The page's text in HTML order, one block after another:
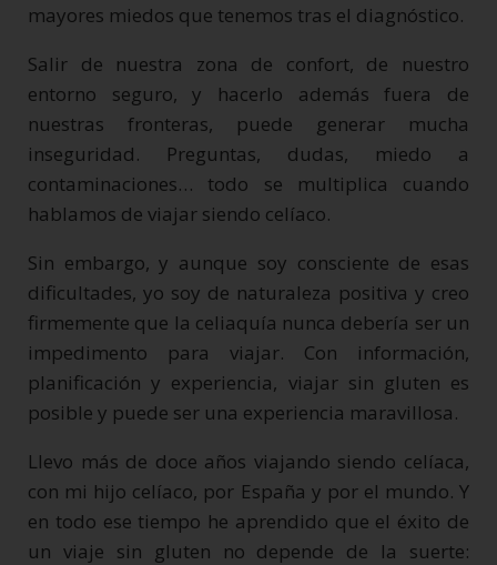
mayores miedos que tenemos tras el diagnóstico.
Salir de nuestra zona de confort, de nuestro
entorno seguro, y hacerlo además fuera de
nuestras fronteras, puede generar mucha
inseguridad. Preguntas, dudas, miedo a
contaminaciones… todo se multiplica cuando
hablamos de viajar siendo celíaco.
Sin embargo, y aunque soy consciente de esas
dificultades, yo soy de naturaleza positiva y creo
firmemente que la celiaquía nunca debería ser un
impedimento para viajar. Con información,
planificación y experiencia, viajar sin gluten es
posible y puede ser una experiencia maravillosa.
Llevo más de doce años viajando siendo celíaca,
con mi hijo celíaco, por España y por el mundo. Y
en todo ese tiempo he aprendido que el éxito de
un viaje sin gluten no depende de la suerte: